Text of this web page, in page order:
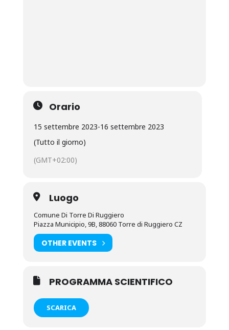
Orario
15 settembre 2023-16 settembre 2023
(Tutto il giorno)
(GMT+02:00)
Luogo
Comune Di Torre Di Ruggiero
Piazza Municipio, 9B, 88060 Torre di Ruggiero CZ
OTHER EVENTS
PROGRAMMA SCIENTIFICO
SCARICA